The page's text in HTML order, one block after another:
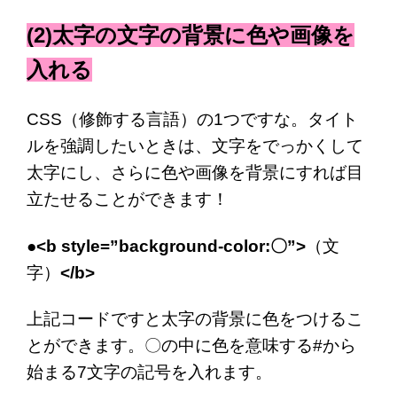
(2)太字の文字の背景に色や画像を
入れる
CSS（修飾する言語）の1つですな。タイト
ルを強調したいときは、文字をでっかくして
太字にし、さらに色や画像を背景にすれば目
立たせることができます！
●<b style=”background-color:〇”> （文
字） </b>
上記コードですと太字の背景に色をつけるこ
とができます。〇の中に色を意味する#から
始まる7文字の記号を入れます。